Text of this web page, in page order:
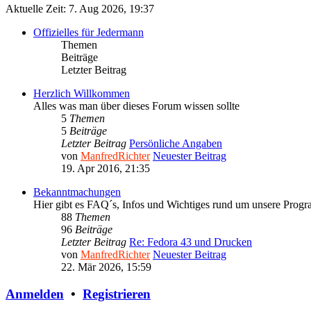
Aktuelle Zeit: 7. Aug 2026, 19:37
Offizielles für Jedermann
Themen
Beiträge
Letzter Beitrag
Herzlich Willkommen
Alles was man über dieses Forum wissen sollte
5 Themen
5 Beiträge
Letzter Beitrag Persönliche Angaben
von ManfredRichter Neuester Beitrag
19. Apr 2016, 21:35
Bekanntmachungen
Hier gibt es FAQ´s, Infos und Wichtiges rund um unsere
88 Themen
96 Beiträge
Letzter Beitrag Re: Fedora 43 und Drucken
von ManfredRichter Neuester Beitrag
22. Mär 2026, 15:59
Anmelden • Registrieren